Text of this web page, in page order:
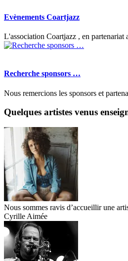
Evènements Coartjazz
L'association Coartjazz , en partenariat
Recherche sponsors …
Nous remercions les sponsors et
Quelques artistes venus
Nous sommes ravis d’accueillir une
Cyrille Aimée